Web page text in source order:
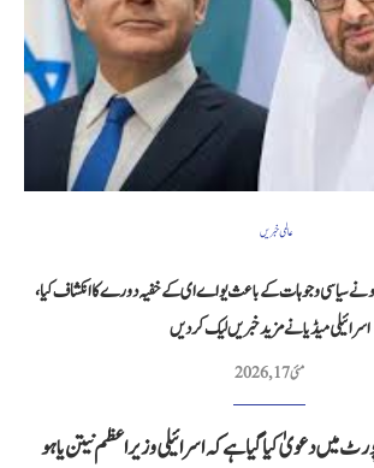
عالمی خبریں
نے سیاسی وجوہات کے باعث یو اے ای کے خفیہ دورے کا انکشاف کیا،
اسرائیلی میڈیا نے مزید خبریں لیک کردیں
مئی 17, 2026
میں دعویٰ کیا گیا ہے کہ اسرائیلی وزیر اعظم نیتن یاہو